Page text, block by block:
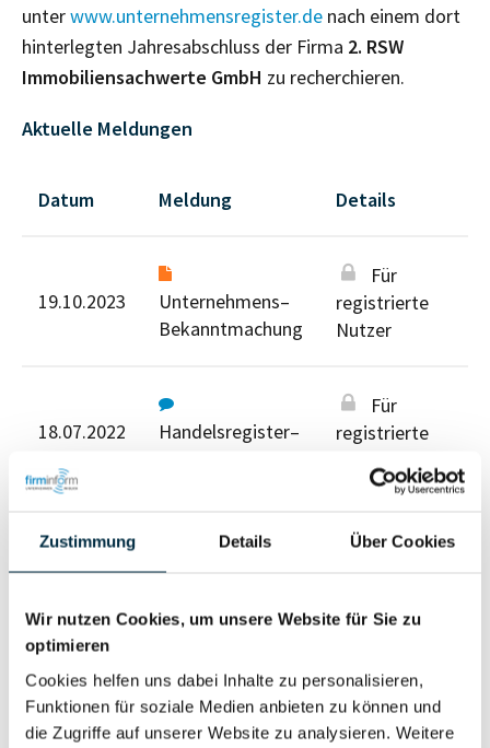
Zustimmung Details Über Cookies
Wir nutzen Cookies, um unsere Website für Sie zu
optimieren
Cookies helfen uns dabei Inhalte zu personalisieren,
Funktionen für soziale Medien anbieten zu können und
die Zugriffe auf unserer Website zu analysieren. Weitere
unterwww.unternehmensregister.de nach einem dort
hinterlegten Jahresabschluss der Firma 2. RSW
Immobiliensachwerte GmbH zu recherchieren.
Aktuelle Meldungen
Datum Meldung Details
19.10.2023
Unternehmens–
Bekanntmachung
Für
registrierte
Nutzer
18.07.2022
Handelsregister–
Für
registrierte
Für registrierte Nutzer
Eigentums- und Kontrollstruktur